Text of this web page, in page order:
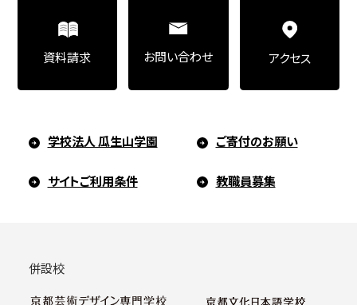
学校法人 瓜生山学園 ご寄付のお願い
サイトご利用条件 教職員募集
資料請求 お問い合わせ アクセス
併設校